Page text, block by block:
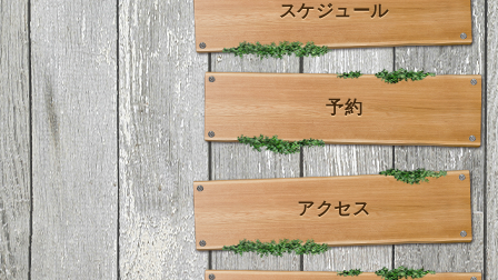
スケジュール
予約
アクセス